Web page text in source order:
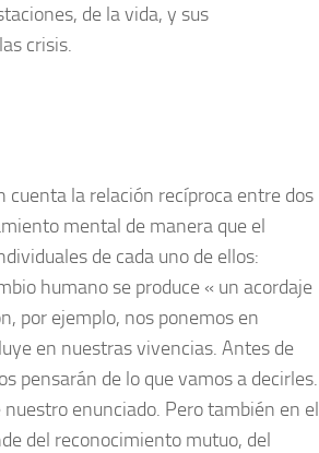
de la vida, y sus
crisis.
la relación recíproca entre dos
mental de manera que el
de cada uno de ellos:
humano se produce « un acordaje
por ejemplo, nos ponemos en
en nuestras vivencias. Antes de
pensarán de lo que vamos a decirles.
enunciado. Pero también en el
del reconocimiento mutuo, del